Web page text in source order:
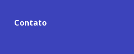
Contato